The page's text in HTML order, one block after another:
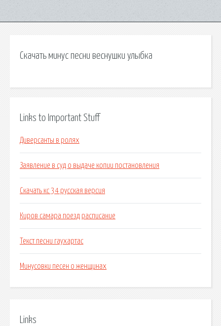
Скачать минус песни веснушки улыбка
Links to Important Stuff
Диверсанты в ролях
Заявление в суд о выдаче копии постановления
Скачать кс 34 русская версия
Киров самара поезд расписание
Текст песни гаухартас
Минусовки песен о женщинах
Links